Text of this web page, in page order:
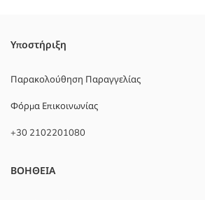
Υποστήριξη
Παρακολούθηση Παραγγελίας
Φόρμα Επικοινωνίας
+30 2102201080
ΒΟΗΘΕΙΑ